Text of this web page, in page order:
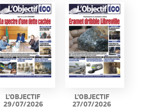
L'OBJECTIF
29/07/2026
L'OBJECTIF
27/07/2026